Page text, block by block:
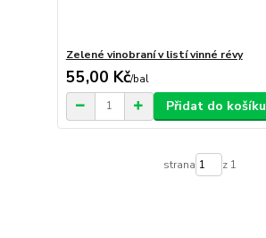
Zelené vinobraní v listí vinné révy
55,00 Kč/bal
Přidat do košíku
strana z 1